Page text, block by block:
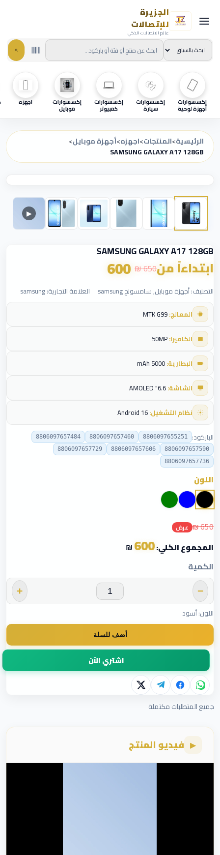
الجزيرة
للإتصالات
عالم الاتصالات الذكي
إكسسوارات
أجهزة لوحية
إكسسوارات
سيارة
إكسسوارات
كمبيوتر
إكسسوارات
موبايل
اجهزه
الرئيسية>المنتجات>اجهزه>أجهزة موبايل>
SAMSUNG GALAXY A17 128GB
▶
SAMSUNG GALAXY A17 128GB
ابتداءاً من650 ₪
600
التصنيف: أجهزة موبايل, سامسونج samsung
العلامة التجارية: samsung
المعالج:
الكاميرا:
البطارية:
الشاشة:
نظام التشغيل:
الباركود: 8806097655251
8806097657460
8806097657484
8806097657590
8806097657606
8806097657729
8806097657736
اللون
650 ₪ عرض
المجموع الكلي:600
₪
الكمية
−
+
اللون: أسود
أضف للسلة
اشتري الآن
جميع المتطلبات مكتملة
▶ فيديو المنتج